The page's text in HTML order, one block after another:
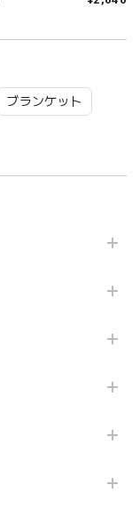
ブランケット
バー uv カット ロング
エロー LS-2519 Ls031